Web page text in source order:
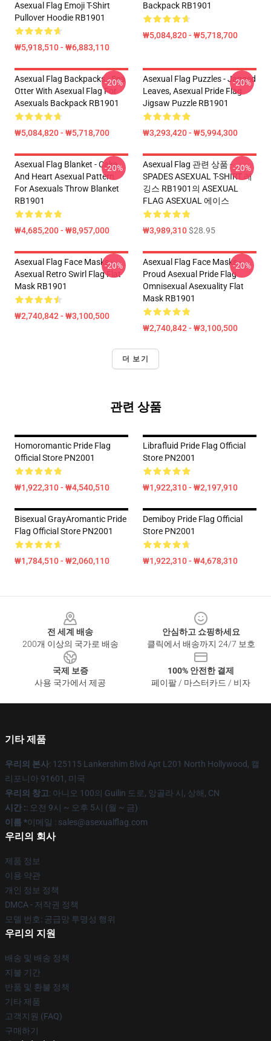
Asexual Flag Emoji T-Shirt
Pullover Hoodie RB1901
₩5,918,510 - ₩6,883,110
Backpack RB1901
₩5,084,820 - ₩5,718,700
Asexual Flag Backpacks - Sea
Otter With Asexual Flag For
Asexuals Backpack RB1901
₩5,084,820 - ₩5,718,700
-20%
Asexual Flag Puzzles - Jagged
Leaves, Asexual Pride Flag
Jigsaw Puzzle RB1901
₩3,293,420 - ₩5,994,300
-20%
Asexual Flag Blanket - Cake
And Heart Asexual Pattern
For Asexuals Throw Blanket
RB1901
₩4,685,200 - ₩8,957,000
-20%
Asexual Flag 관련 상품 -
SPADES ASEXUAL T-SHIRT 레
깅스 RB1901의 ASEXUAL
FLAG ASEXUAL 에이스
₩3,989,310$28.95
-20%
Asexual Flag Face Masks -
Asexual Retro Swirl Flag Flat
Mask RB1901
₩2,740,842 - ₩3,100,500
-20%
Asexual Flag Face Masks -
Proud Asexual Pride Flag
Omnisexual Asexuality Flat
Mask RB1901
₩2,740,842 - ₩3,100,500
-20%
더 보기
관련 상품
Homoromantic Pride Flag
Official Store PN2001
₩1,922,310 - ₩4,540,510
Librafluid Pride Flag Official
Store PN2001
₩1,922,310 - ₩2,197,910
Bisexual GrayAromantic Pride
Flag Official Store PN2001
₩1,784,510 - ₩2,060,110
Demiboy Pride Flag Official
Store PN2001
₩1,922,310 - ₩4,678,310
전 세계 배송
200개 이상의 국가로 배송
안심하고 쇼핑하세요
클릭에서 배송까지 24/7 보호
국제 보증
사용 국가에서 제공
100% 안전한 결제
페이팔 / 마스터카드 / 비자
기타 제품
우리의 본사: 125115 Lankershim Blvd Apt L201 North Hollywood, 캘
리포니아 91601, 미국
우리의 창고: 아니오 100의 Guilin 도로, 앙골라 시, 상해, CN
시간 :: 오전 9시 ~ 오후 5시 (월 ~ 금)
이름 *이메일 : sales@asexualflag.com
우리의 회사
제품 정보
이용 약관
개인 정보 정책
DMCA - 저작권 정책
모델 번호: 공급망 투명성 행위
우리의 지원
배송 및 배송 정책
지불 기간
반품 및 환불 정책
기타 제품
고객지원 (FAQ)
구매하기